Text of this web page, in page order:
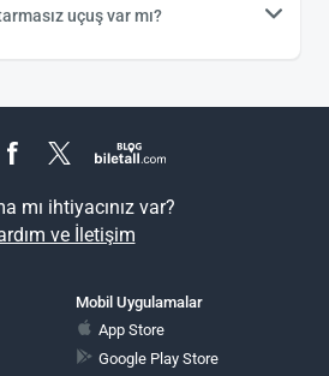
uçuş var mı?
mı ihtiyacınız var?
ve İletişim
Mobil Uygulamalar
App Store
Google Play Store